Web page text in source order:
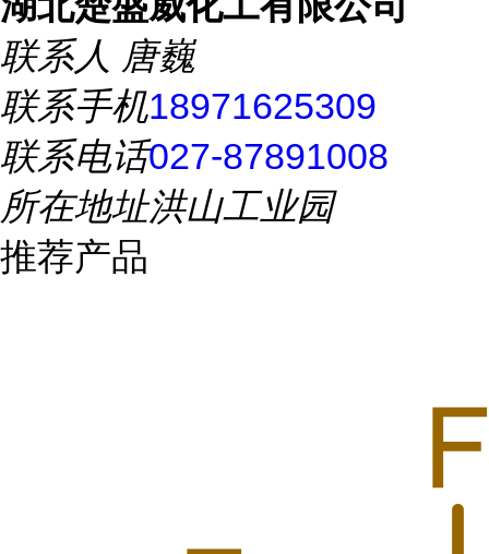
联系人 唐巍
联系手机18971625309
联系电话027-87891008
所在地址洪山工业园
推荐产品